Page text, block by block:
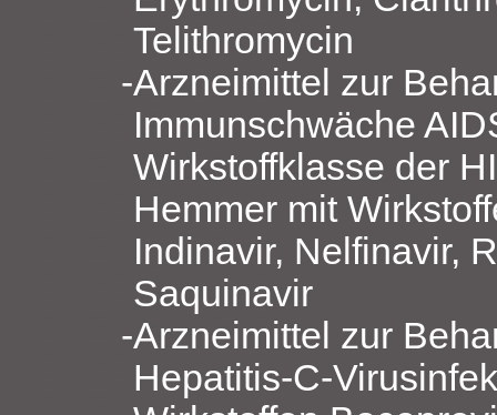
Telithromycin
Arzneimittel zur
Immunschwäche
Wirkstoffklasse der
Hemmer mit
Indinavir, Nelfinavir,
Saquinavir
Arzneimittel zur
Hepatitis-C-